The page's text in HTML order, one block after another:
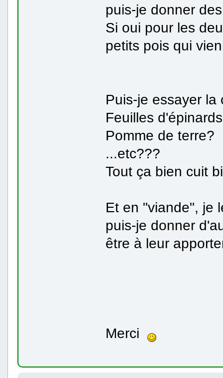
puis-je donner
Si oui pour les
petits pois qui
Puis-je essayer
Feuilles
Pomme de terre?
...etc???
Tout ça bien cuit
Et en "viande", je
puis-je donner
être à leur
Merci